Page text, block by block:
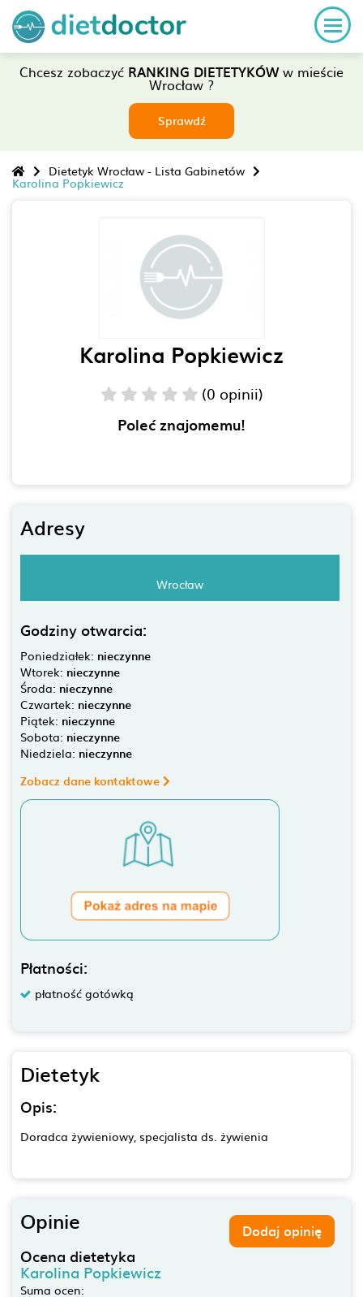
Chcesz zobaczyć RANKING DIETETYKÓWw mieście
Wrocław ?
Sprawdź
Dietetyk Wrocław - Lista Gabinetów
Karolina Popkiewicz
Karolina Popkiewicz
(0 opinii)
Poleć znajomemu!
Adresy
Wrocław
Godziny otwarcia:
Poniedziałek: nieczynne
Wtorek: nieczynne
Środa: nieczynne
Czwartek: nieczynne
Piątek: nieczynne
Sobota: nieczynne
Niedziela: nieczynne
Zobacz dane kontaktowe
Płatności:
płatność gotówką
Dietetyk
Opis:
Doradca żywieniowy, specjalista ds. żywienia
Opinie Dodaj opinię
Ocena dietetyka
Karolina Popkiewicz
Suma ocen: